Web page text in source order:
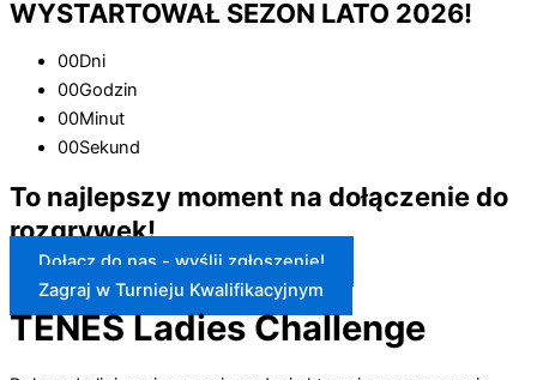
WYSTARTOWAŁ SEZON LATO 2026!
00Dni
00Godzin
00Minut
00Sekund
To najlepszy moment na dołączenie do
rozgrywek!
Dołącz do nas - wyślij zgłoszenie!
Zagraj w Turnieju Kwalifikacyjnym
TENES Ladies Challenge